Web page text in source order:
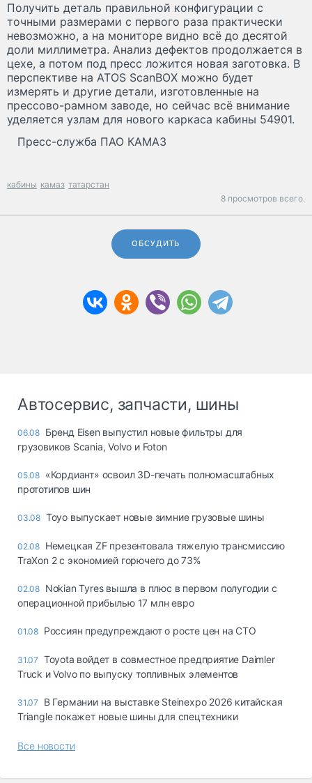
Получить деталь правильной конфигурации с
точными размерами с первого раза практически
невозможно, а на мониторе видно всё до десятой
доли миллиметра. Анализ дефектов продолжается в
цехе, а потом под пресс ложится новая заготовка. В
перспективе на ATOS ScanBOX можно будет
измерять и другие детали, изготовленные на
прессово-рамном заводе, но сейчас всё внимание
уделяется узлам для нового каркаса кабины 54901.
Пресс-служба ПАО КАМАЗ
кабины камаз татарстан
8 просмотров всего.
ОБСУДИТЬ
Автосервис, запчасти, шины
06.08 Бренд Eisen выпустил новые фильтры для
грузовиков Scania, Volvo и Foton
05.08 «Кордиант» освоил 3D-печать полномасштабных
прототипов шин
03.08 Toyo выпускает новые зимние грузовые шины
02.08 Немецкая ZF презентовала тяжелую трансмиссию
TraXon 2 с экономией горючего до 73%
02.08 Nokian Tyres вышла в плюс в первом полугодии с
операционной прибылью 17 млн евро
01.08 Россиян предупреждают о росте цен на СТО
31.07 Toyota войдет в совместное предприятие Daimler
Truck и Volvo по выпуску топливных элементов
31.07
В Германии на выставке Steinexpo 2026 китайская
Triangle покажет новые шины для спецтехники
Все новости